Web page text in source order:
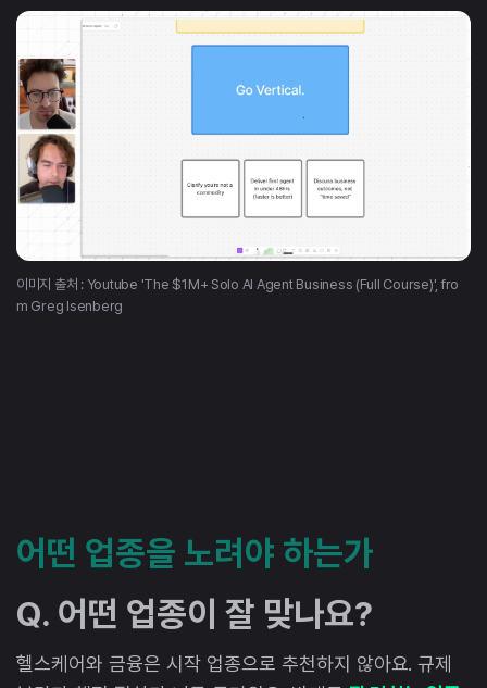
이미지 출처 : Youtube 'The $1M+ Solo AI Agent Business (Full Course)', fro
m Greg Isenberg
어떤 업종을 노려야 하는가
Q. 어떤 업종이 잘 맞나요?
헬스케어와 금융은 시작 업종으로 추천하지 않아요. 규제